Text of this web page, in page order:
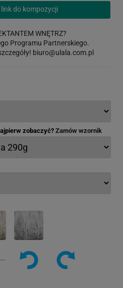
link do kompozycji
WNĘTRZ?
Programu Partnerskiego.
biuro@ulala.com.pl
zobaczyć? Zamów wzornik